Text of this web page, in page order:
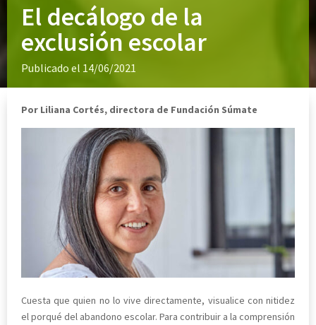
El decálogo de la
exclusión escolar
Publicado el 14/06/2021
Por Liliana Cortés, directora de Fundación Súmate
Cuesta que quien no lo vive directamente, visualice con nitidez
el porqué del abandono escolar. Para contribuir a la comprensión